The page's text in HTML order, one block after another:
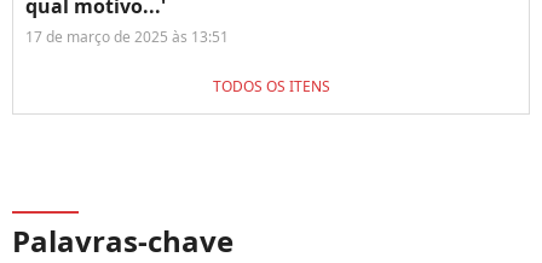
qual motivo...'
17 de março de 2025 às 13:51
TODOS OS ITENS
Palavras-chave